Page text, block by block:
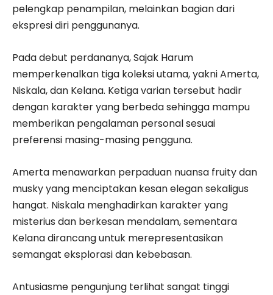
pelengkap penampilan, melainkan bagian dari
ekspresi diri penggunanya.
Pada debut perdananya, Sajak Harum
memperkenalkan tiga koleksi utama, yakni Amerta,
Niskala, dan Kelana. Ketiga varian tersebut hadir
dengan karakter yang berbeda sehingga mampu
memberikan pengalaman personal sesuai
preferensi masing-masing pengguna.
Amerta menawarkan perpaduan nuansa fruity dan
musky yang menciptakan kesan elegan sekaligus
hangat. Niskala menghadirkan karakter yang
misterius dan berkesan mendalam, sementara
Kelana dirancang untuk merepresentasikan
semangat eksplorasi dan kebebasan.
Antusiasme pengunjung terlihat sangat tinggi